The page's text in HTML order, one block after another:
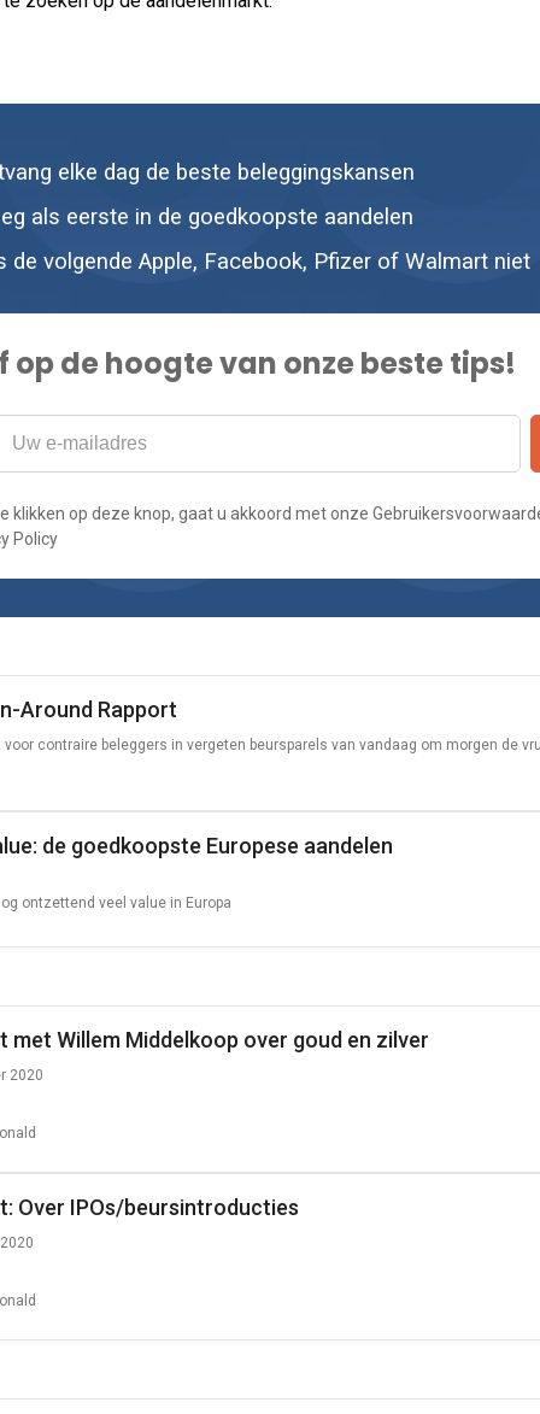
elke dag de beste beleggingskansen
als eerste in de goedkoopste aandelen
de volgende Apple, Facebook, Pfizer of Walmart niet
op de hoogte van onze beste tips!
klikken op deze knop, gaat u akkoord met onze
Policy
Around Rapport
voor contraire beleggers in vergeten beursparels van vandaag om morgen de
de goedkoopste Europese aandelen
ontzettend veel value in Europa
met Willem Middelkoop over goud en zilver
2020
Over IPOs/beursintroducties